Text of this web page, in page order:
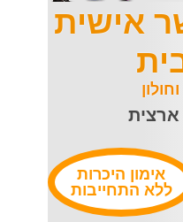
אישית
אימון היכרות
ללא התחייבות